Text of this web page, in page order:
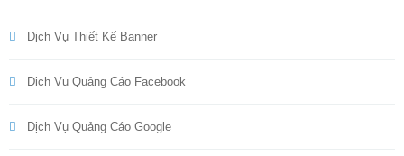
Dịch Vụ Thiết Kế Banner
Dịch Vụ Quảng Cáo Facebook
Dịch Vụ Quảng Cáo Google